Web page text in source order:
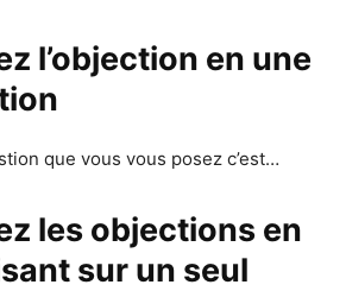
l’objection en une
que vous vous posez c’est…
les objections en
sur un seul